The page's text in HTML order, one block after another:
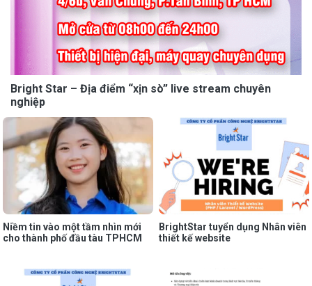
Bright Star – Địa điểm “xịn sò” live stream chuyên
nghiệp
Niềm tin vào một tầm nhìn mới
cho thành phố đầu tàu TPHCM
BrightStar tuyển dụng Nhân viên
thiết kế website